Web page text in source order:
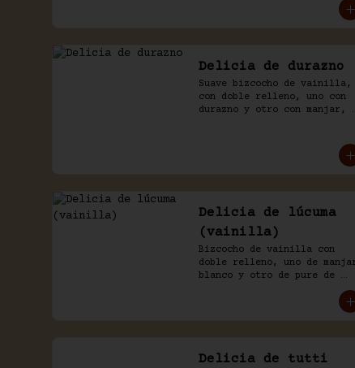
Delicia de durazno
Suave bizcocho de vainilla,
con doble relleno, uno con
durazno y otro con manjar,
Delicia de lúcuma
(vainilla)
Bizcocho de vainilla con
doble relleno, uno de
blanco y otro de pure de
lúcuma. Baño nicked de crema
Delicia de tutti